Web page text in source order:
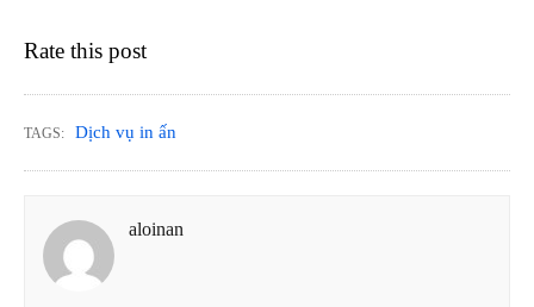
Rate this post
TAGS: Dịch vụ in ấn
aloinan